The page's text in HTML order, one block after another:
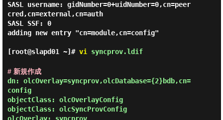
SASL username: gidNumber=0+uidNumber=0,cn=peer
cred,cn=external,cn=auth
SASL SSF: 0
adding new entry "cn=module,cn=config"
[root@slapd01 ~]# vi syncprov.ldif
# 新規作成
dn: olcOverlay=syncprov,olcDatabase={2}bdb,cn=
config
objectClass: olcOverlayConfig
objectClass: olcSyncProvConfig